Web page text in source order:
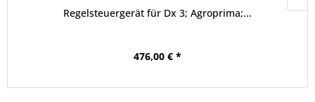
Regelsteuergerät für Dx 3; Agroprima;...
476,00 € *